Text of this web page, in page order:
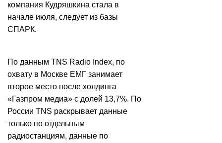
компания Кудряшкина стала в
начале июля, следует из базы
СПАРК.
По данным TNS Radio Index, по
охвату в Москве ЕМГ занимает
второе место после холдинга
«Газпром медиа» с долей 13,7%. По
России TNS раскрывает данные
только по отдельным
радиостанциям, данные по